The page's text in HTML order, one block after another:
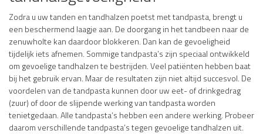
Zodra u uw tanden en tandhalzen poetst met tandpasta, brengt u
een beschermend laagje aan. De doorgang in het tandbeen naar de
zenuwholte kan daardoor blokkeren. Dan kan de gevoeligheid
tijdelijk iets afnemen. Sommige tandpasta’s zijn speciaal ontwikkeld
om gevoelige tandhalzen te bestrijden. Veel patiënten hebben baat
bij het gebruik ervan. Maar de resultaten zijn niet altijd succesvol. De
voordelen van de tandpasta kunnen door uw eet- of drinkgedrag
(zuur) of door de slijpende werking van tandpasta worden
tenietgedaan. Alle tandpasta’s hebben een andere werking. Probeer
daarom verschillende tandpasta’s tegen gevoelige tandhalzen uit.